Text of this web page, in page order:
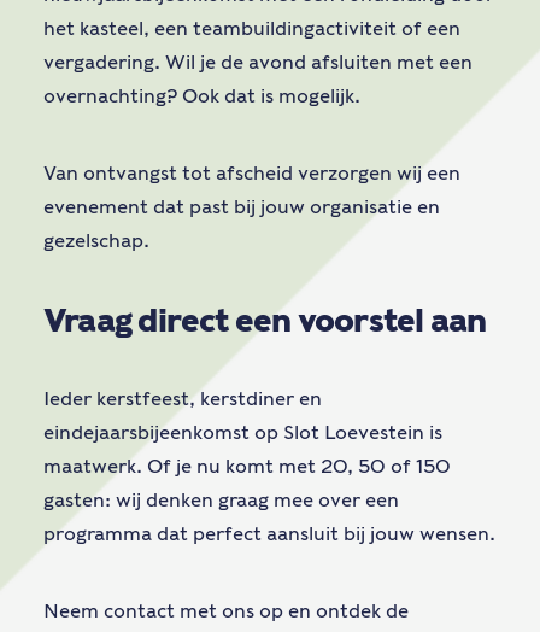
het kasteel, een teambuildingactiviteit of een
vergadering. Wil je de avond afsluiten met een
overnachting? Ook dat is mogelijk.
Van ontvangst tot afscheid verzorgen wij een
evenement dat past bij jouw organisatie en
gezelschap.
Vraag direct een voorstel aan
Ieder kerstfeest, kerstdiner en
eindejaarsbijeenkomst op Slot Loevestein is
maatwerk. Of je nu komt met 20, 50 of 150
gasten: wij denken graag mee over een
programma dat perfect aansluit bij jouw wensen.
Neem contact met ons op en ontdek de